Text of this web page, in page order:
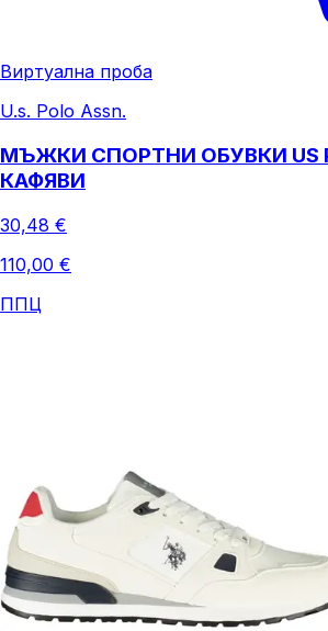
Виртуална проба
U.s. Polo Assn.
МЪЖКИ СПОРТНИ ОБУВКИ US
КАФЯВИ
30,48 €
110,00 €
ППЦ